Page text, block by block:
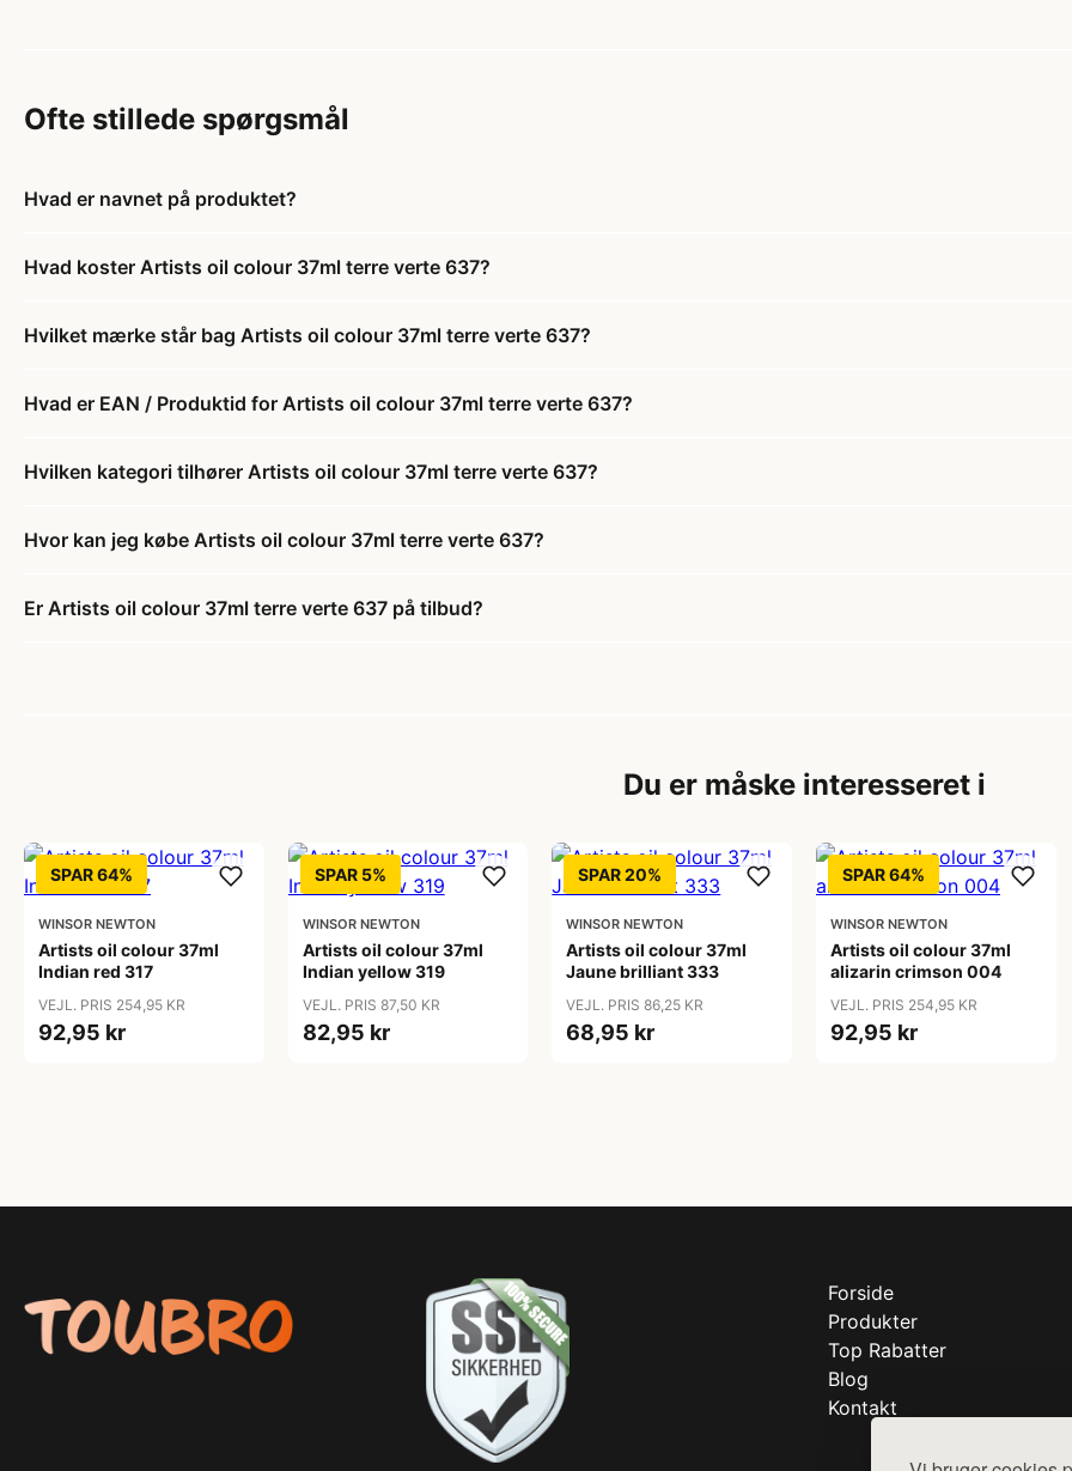
Ofte stillede spørgsmål
Hvad er navnet på produktet?
Hvad koster Artists oil colour 37ml terre verte 637?
Hvilket mærke står bag Artists oil colour 37ml terre verte 637?
Hvad er EAN / Produktid for Artists oil colour 37ml terre verte 637?
Hvilken kategori tilhører Artists oil colour 37ml terre verte 637?
Hvor kan jeg købe Artists oil colour 37ml terre verte 637?
Er Artists oil colour 37ml terre verte 637 på tilbud?
Du er måske interesseret i
SPAR 64%
WINSOR NEWTON
Artists oil colour 37ml
Indian red 317
VEJL. PRIS 254,95 KR
92,95 kr
SPAR 5%
WINSOR NEWTON
Artists oil colour 37ml
Indian yellow 319
VEJL. PRIS 87,50 KR
82,95 kr
SPAR 20%
WINSOR NEWTON
Artists oil colour 37ml
Jaune brilliant 333
VEJL. PRIS 86,25 KR
68,95 kr
SPAR 64%
WINSOR NEWTON
Artists oil colour 37ml
alizarin crimson 004
VEJL. PRIS 254,95 KR
92,95 kr
Forside
Produkter
Top Rabatter
Blog
Kontakt